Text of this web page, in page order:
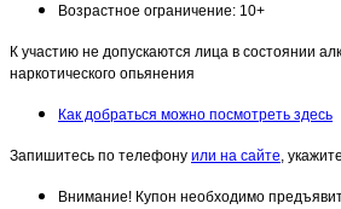
Возрастное ограничение: 10+
К участию не допускаются лица в состоянии
наркотического опьянения
Как добраться можно посмотреть здесь
Запишитесь по телефону или на сайте,
Внимание! Купон необходимо